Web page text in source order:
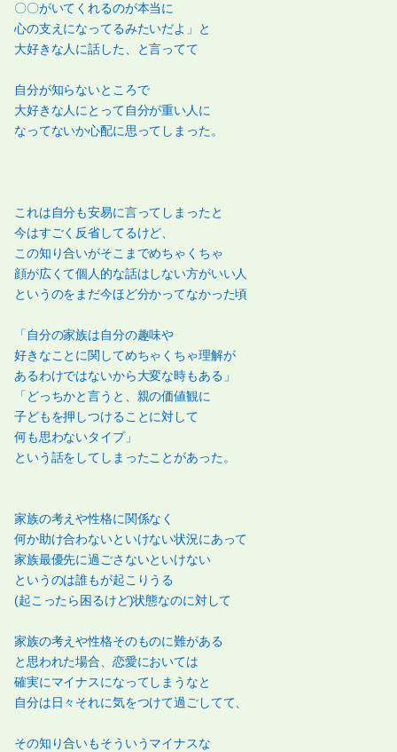
〇〇がいてくれるのが本当に
心の支えになってるみたいだよ」と
大好きな人に話した、と言ってて
自分が知らないところで
大好きな人にとって自分が重い人に
なってないか心配に思ってしまった。
これは自分も安易に言ってしまったと
今はすごく反省してるけど、
この知り合いがそこまでめちゃくちゃ
顔が広くて個人的な話はしない方がいい人
というのをまだ今ほど分かってなかった頃
「自分の家族は自分の趣味や
好きなことに関してめちゃくちゃ理解が
あるわけではないから大変な時もある」
「どっちかと言うと、親の価値観に
子どもを押しつけることに対して
何も思わないタイプ」
という話をしてしまったことがあった。
家族の考えや性格に関係なく
何か助け合わないといけない状況にあって
家族最優先に過ごさないといけない
というのは誰もが起こりうる
(起こったら困るけど)状態なのに対して
家族の考えや性格そのものに難がある
と思われた場合、恋愛においては
確実にマイナスになってしまうなと
自分は日々それに気をつけて過ごしてて、
その知り合いもそういうマイナスな